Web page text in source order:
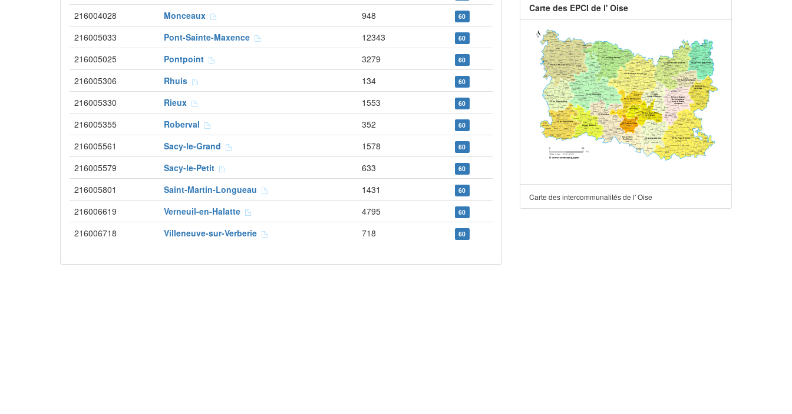
216004028 Monceaux 948 60
216005033 Pont-Sainte-Maxence 12343 60
216005025 Pontpoint 3279 60
216005306 Rhuis 134 60
216005330 Rieux 1553 60
216005355 Roberval 352 60
216005561 Sacy-le-Grand 1578 60
216005579 Sacy-le-Petit 633 60
216005801 Saint-Martin-Longueau 1431 60
216006619 Verneuil-en-Halatte 4795 60
216006718 Villeneuve-sur-Verberie 718 60
Carte des EPCI de l' Oise
Carte des intercommunalités de l' Oise